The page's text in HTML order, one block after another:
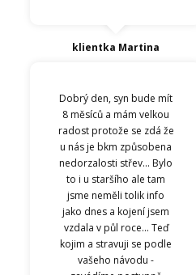
klientka Martina
Dobrý den, syn bude mít
8 měsíců a mám velkou
radost protože se zdá že
u nás je bkm způsobena
nedorzalosti střev... Bylo
to i u staršího ale tam
jsme neměli tolik info
jako dnes a kojení jsem
vzdala v půl roce... Teď
kojim a stravuji se podle
vašeho návodu -